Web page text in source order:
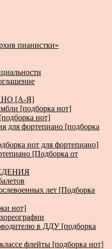
музыка, статьи…
пианистки»
[А-Я]
[подборка нот]
нот]
для фортепиано [подборка
нот для фортепиано]
[Подборка от
лет [Подборка
нот]
в ДДУ [подборка
флейты [подборка нот]